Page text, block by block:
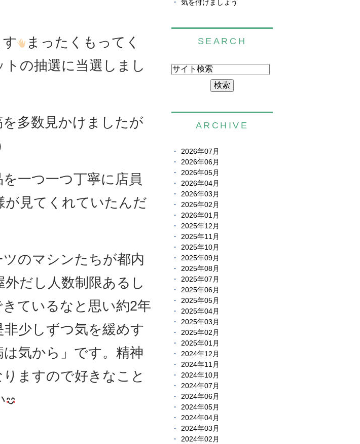
まったくもってく
の抽選に当選しまし
多数見かけましたが
一つ一つ丁寧に店員
見てくれていたんだ
のマシンたちが都内
だし人数制限あるし
ているなと思い約2年
少しずつ気を緩めす
気から」です。精神
ますので好きなこと
気を付けましょう
SEARCH
ARCHIVE
2026年07月
2026年06月
2026年05月
2026年04月
2026年03月
2026年02月
2026年01月
2025年12月
2025年11月
2025年10月
2025年09月
2025年08月
2025年07月
2025年06月
2025年05月
2025年04月
2025年03月
2025年02月
2025年01月
2024年12月
2024年11月
2024年10月
2024年07月
2024年06月
2024年05月
2024年04月
2024年03月
2024年02月